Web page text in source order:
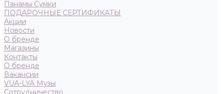
Панамы Сумки
ПОДАРОЧНЫЕ СЕРТИФИКАТЫ
Акции
Новости
О бренде
Магазины
Контакты
О бренде
Вакансии
VUA-LYA Музы
Сотрудничество